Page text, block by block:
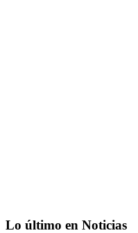
Lo último en Noticias